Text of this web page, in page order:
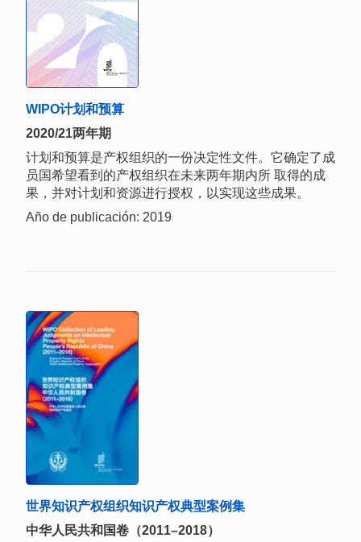
WIPO计划和预算
2020/21两年期
计划和预算是产权组织的一份决定性文件。它确定了成
员国希望看到的产权组织在未来两年期内所 取得的成
果，并对计划和资源进行授权，以实现这些成果。
Año de publicación: 2019
世界知识产权组织知识产权典型案例集
中华人民共和国卷（2011–2018）